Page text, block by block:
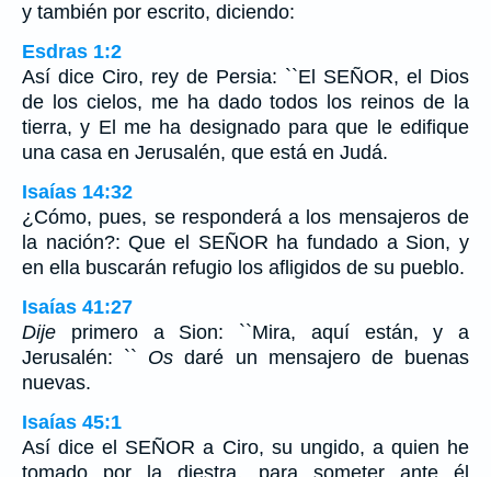
y también por escrito, diciendo:
Esdras 1:2
Así dice Ciro, rey de Persia: ``El SEÑOR, el Dios
de los cielos, me ha dado todos los reinos de la
tierra, y El me ha designado para que le edifique
una casa en Jerusalén, que está en Judá.
Isaías 14:32
¿Cómo, pues, se responderá a los mensajeros de
la nación?: Que el SEÑOR ha fundado a Sion, y
en ella buscarán refugio los afligidos de su pueblo.
Isaías 41:27
Dije primero a Sion: ``Mira, aquí están, y a
Jerusalén: `` Os daré un mensajero de buenas
nuevas.
Isaías 45:1
Así dice el SEÑOR a Ciro, su ungido, a quien he